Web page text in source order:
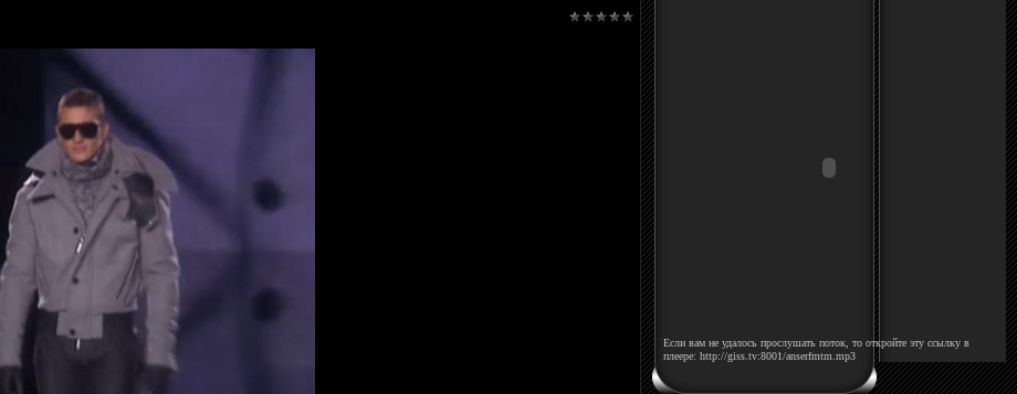
Если вам не удалось прослушать поток, то откройте эту ссылку в
плеере: http://giss.tv:8001/anserfmtm.mp3